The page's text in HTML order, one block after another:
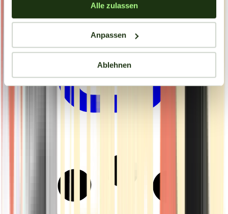
Alle zulassen
Anpassen
Ablehnen